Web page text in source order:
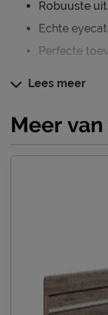
Robuuste
Echte
Perfecte
Je nieuwe
houden. Alle
Lees meer
Meer